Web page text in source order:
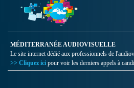
MÉDITERRANÉE AUDIOVISUELLE
Le site internet dédié aux professionnels de
>> Cliquez ici pour voir les derniers appels à